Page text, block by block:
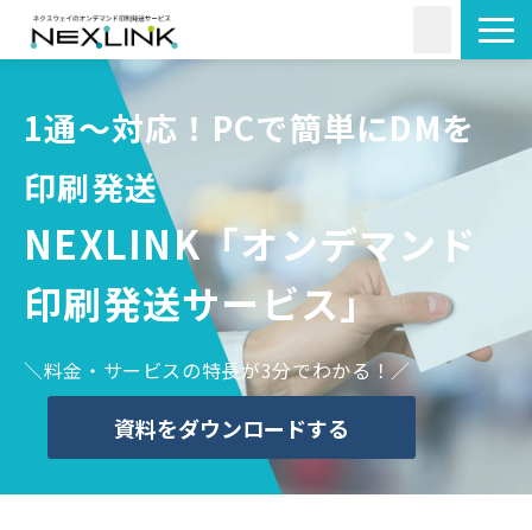
活用シーン
導入事例
よくあるご質問
コラム
1通～対応！PCで簡単にDMを
印刷発送
NEXLINK「オンデマンド
印刷発送サービス」
＼料金・サービスの特長が3分でわかる！／
資料をダウンロードする